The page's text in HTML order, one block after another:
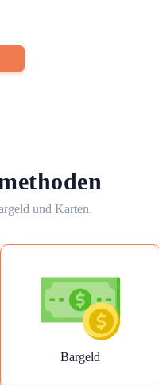
und Karten.
Bargeld